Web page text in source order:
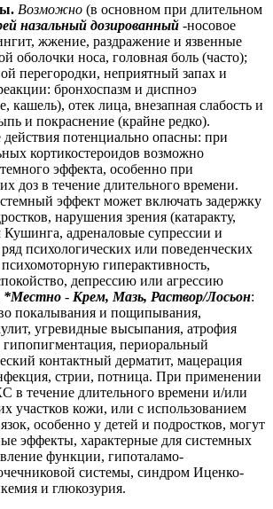
Возможно (в основном при длительном
назальный дозированный -носовое
жжение, раздражение и язвенные
оболочки носа, головная боль (часто);
перегородки, неприятный запах и
бронхоспазм и диспноэ
кашель), отек лица, внезапная слабость и
и покраснение (крайне редко).
действия потенциально опасны: при
кортикостероидов возможно
эффекта, особенно при
доз в течение длительного времени.
эффект может включать задержку
нарушения зрения (катаракту,
Кушинга, адреналовые супрессии и
психологических или поведенческих
гиперактивность,
депрессию или агрессию
*Местно - Крем, Мазь, Раствор/Лосьон:
покалывания и пощипывания,
угревидные высыпания, атрофия
гипопигментация, периоральный
контактный дерматит, мацерация
стрии, потница. При применении
в течение длительного времени и/или
участков кожи, или с использованием
особенно у детей и подростков, могут
эффекты, характерные для системных
функции, гипоталамо-
системы, синдром Иценко-
и глюкозурия.